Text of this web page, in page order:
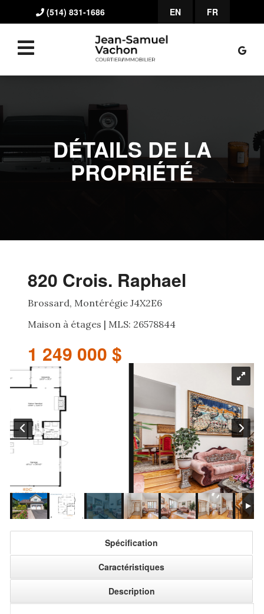
(514) 831-1686 EN FR
DÉTAILS DE LA
PROPRIÉTÉ
820 Crois. Raphael
Brossard, Montérégie J4X2E6
Maison à étages | MLS: 26578844
1 249 000 $
Spécification
Caractéristiques
Description